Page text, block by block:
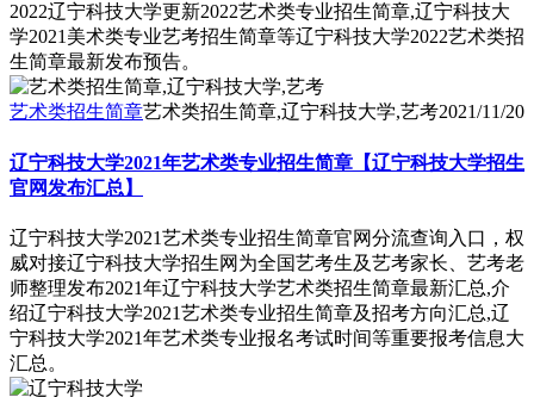
2022辽宁科技大学更新2022艺术类专业招生简章,辽宁科技大
学2021美术类专业艺考招生简章等辽宁科技大学2022艺术类招
生简章最新发布预告。
艺术类招生简章艺术类招生简章,辽宁科技大学,艺考2021/11/20
辽宁科技大学2021年艺术类专业招生简章【辽宁科技大学招生
官网发布汇总】
辽宁科技大学2021艺术类专业招生简章官网分流查询入口，权
威对接辽宁科技大学招生网为全国艺考生及艺考家长、艺考老
师整理发布2021年辽宁科技大学艺术类招生简章最新汇总,介
绍辽宁科技大学2021艺术类专业招生简章及招考方向汇总,辽
宁科技大学2021年艺术类专业报名考试时间等重要报考信息大
汇总。